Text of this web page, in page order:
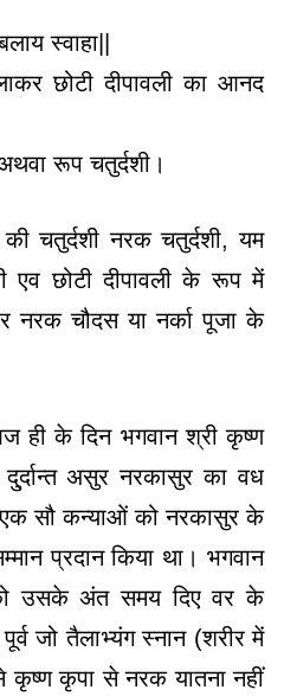
स्वाहा||
छोटी दीपावली का आनद
रूप चतुर्दशी।
चतुर्दशी नरक चतुर्दशी, यम
एव छोटी दीपावली के रूप में
नरक चौदस या नर्का पूजा के
ही के दिन भगवान श्री कृष्ण
दु्र्दान्त असुर नरकासुर का वध
सौ कन्याओं को नरकासुर के
प्रदान किया था। भगवान
को उसके अंत समय दिए वर के
जो तैलाभ्यंग स्नान (शरीर में
कृपा से नरक यातना नहीं